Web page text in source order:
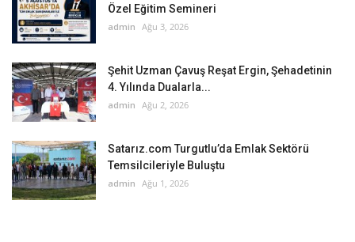
Özel Eğitim Semineri
admin Ağu 3, 2026
Şehit Uzman Çavuş Reşat Ergin, Şehadetinin
4. Yılında Dualarla...
admin Ağu 2, 2026
Satarız.com Turgutlu’da Emlak Sektörü
Temsilcileriyle Buluştu
admin Ağu 1, 2026